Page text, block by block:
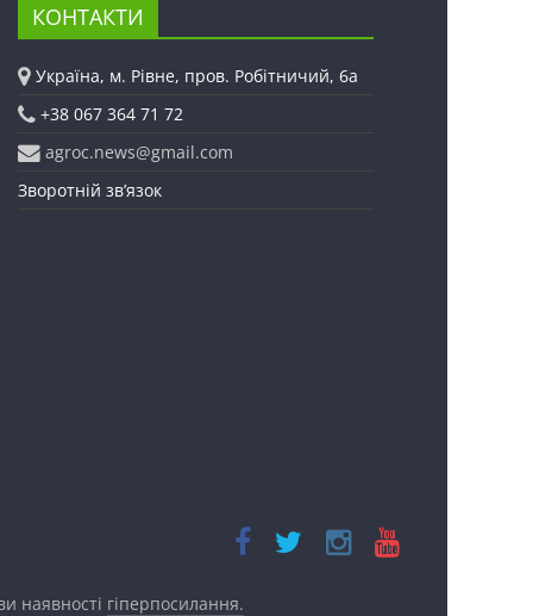
КОНТАКТИ
Україна, м. Рівне, пров. Робітничий, 6а
+38 067 364 71 72
agroc.news@gmail.com
Зворотній зв’язок
наявності гіперпосилання.